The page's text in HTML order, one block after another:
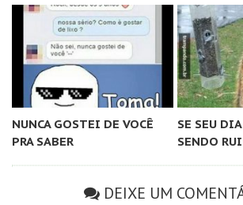
NUNCA GOSTEI DE VOCÊ
PRA SABER
SE SEU
SENDO
DEIXE UM